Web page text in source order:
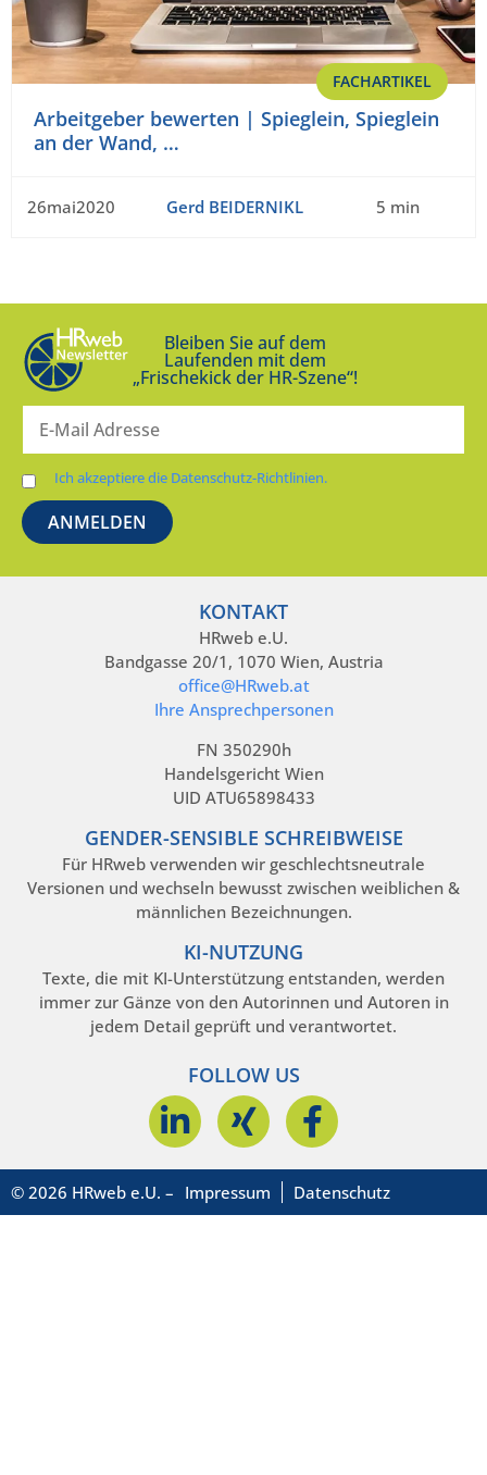
FACHARTIKEL
Arbeitgeber bewerten | Spieglein, Spieglein
an der Wand, …
26mai2020 Gerd BEIDERNIKL 5 min
Bleiben Sie auf dem
Laufenden mit dem
„Frischekick der HR-Szene“!
Ich akzeptiere die Datenschutz-Richtlinien.
KONTAKT
HRweb e.U.
Bandgasse 20/1, 1070 Wien, Austria
office@HRweb.at
Ihre Ansprechpersonen
FN 350290h
Handelsgericht Wien
UID ATU65898433
GENDER-SENSIBLE SCHREIBWEISE
Für HRweb verwenden wir geschlechtsneutrale
Versionen und wechseln bewusst zwischen weiblichen &
männlichen Bezeichnungen.
KI-NUTZUNG
Texte, die mit KI-Unterstützung entstanden, werden
immer zur Gänze von den Autorinnen und Autoren in
jedem Detail geprüft und verantwortet.
FOLLOW US
© 2026 HRweb e.U. – Impressum Datenschutz